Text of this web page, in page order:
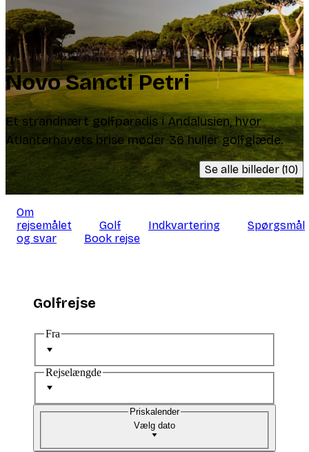
Novo Sancti Petri
Et strandnært golfparadis i Andalusien, hvor
Atlanterhavets brise møder 36 huller golfglæde.
Se alle billeder (10)
Om
rejsemålet
Golf Indkvartering
Spørgsmål
og svar
Book rejse
Golfrejse
Fra
Rejselængde
Vælg dato
Priskalender